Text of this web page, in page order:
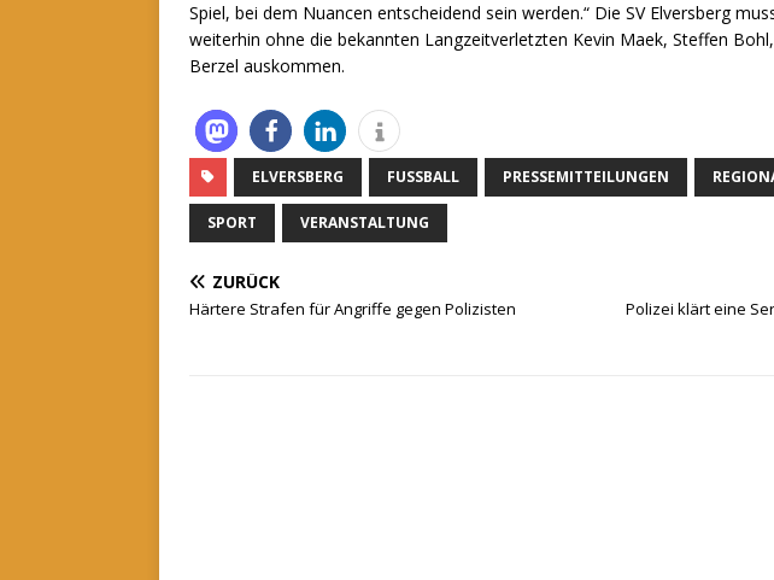
Spiel, bei dem Nuancen entscheidend sein werden.“ Die SV Elversberg
weiterhin ohne die bekannten Langzeitverletzten Kevin Maek, Steffen
Berzel auskommen.
ELVERSBERG FUSSBALL PRESSEMITTEILUNGEN
SPORT VERANSTALTUNG
ZURÜCK
Härtere Strafen für Angriffe gegen Polizisten
Polizei klärt eine